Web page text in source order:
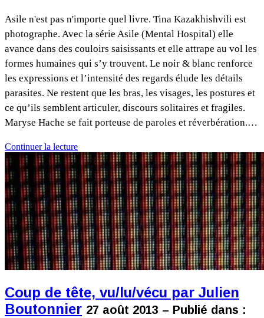
Asile n'est pas n'importe quel livre. Tina Kazakhishvili est
photographe. Avec la série Asile (Mental Hospital) elle
avance dans des couloirs saisissants et elle attrape au vol les
formes humaines qui s’y trouvent. Le noir & blanc renforce
les expressions et l’intensité des regards élude les détails
parasites. Ne restent que les bras, les visages, les postures et
ce qu’ils semblent articuler, discours solitaires et fragiles.
Maryse Hache se fait porteuse de paroles et réverbération.…
Continuer la lecture
Coup de tête, vu/lu/vécu par Julien
Boutonnier 27 août 2013 – Publié dans :